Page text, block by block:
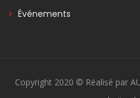
Événements
Copyright 2020 © Réalisé par